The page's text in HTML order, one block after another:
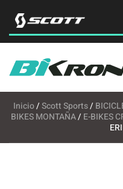
Inicio/Scott Sports/
BIKES MONTAÑA/ E-BIKES